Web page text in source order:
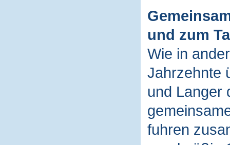
und zum
Wie in
Jahrzehnte
und Langer
fuhren